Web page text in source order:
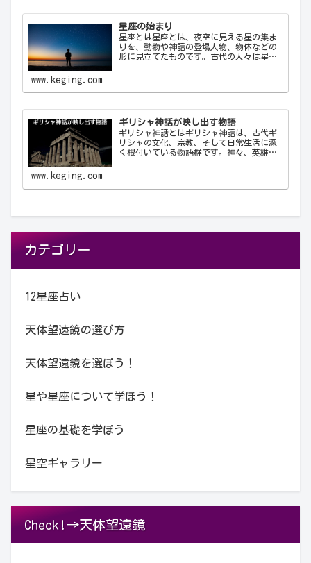
星座の始まり
星座とは星座とは、夜空に見える星の集ま
りを、動物や神話の登場人物、物体などの
形に見立てたものです。古代の人々は星を
おいて重要な役…
www.keging.com
ギリシャ神話が映し出す物語
ギリシャ神話とはギリシャ神話は、古代ギ
リシャの文化、宗教、そして日常生活に深
く根付いている物語群です。神々、英雄、
哲学に多大な…
www.keging.com
カテゴリー
12星座占い
天体望遠鏡の選び方
天体望遠鏡を選ぼう！
星や星座について学ぼう！
星座の基礎を学ぼう
星空ギャラリー
Check!→天体望遠鏡